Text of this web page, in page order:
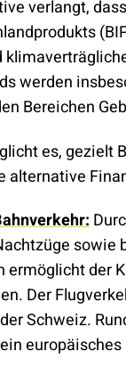
verlangt,
werden
Bereichen
es, gezielt
alternative
sowie
ermöglicht der
Der
Schweiz.